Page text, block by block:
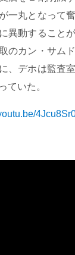
一丸となって
異動すること
のカン・サム
、デホは監査
ていた。